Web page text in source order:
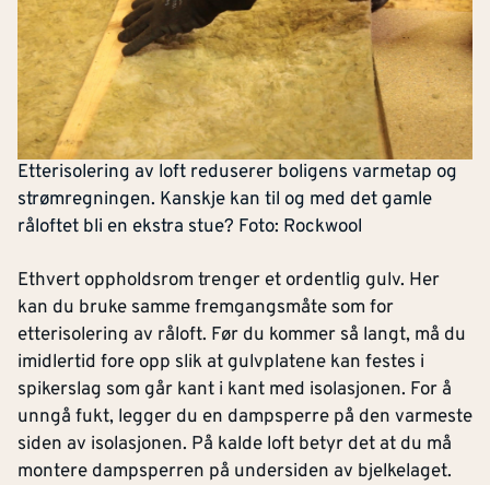
Etterisolering av loft reduserer boligens varmetap og
strømregningen. Kanskje kan til og med det gamle
råloftet bli en ekstra stue? Foto: Rockwool
Ethvert oppholdsrom trenger et ordentlig gulv. Her
kan du bruke samme fremgangsmåte som for
etterisolering av råloft. Før du kommer så langt, må du
imidlertid fore opp slik at gulvplatene kan festes i
spikerslag som går kant i kant med isolasjonen. For å
unngå fukt, legger du en dampsperre på den varmeste
siden av isolasjonen. På kalde loft betyr det at du må
montere dampsperren på undersiden av bjelkelaget.